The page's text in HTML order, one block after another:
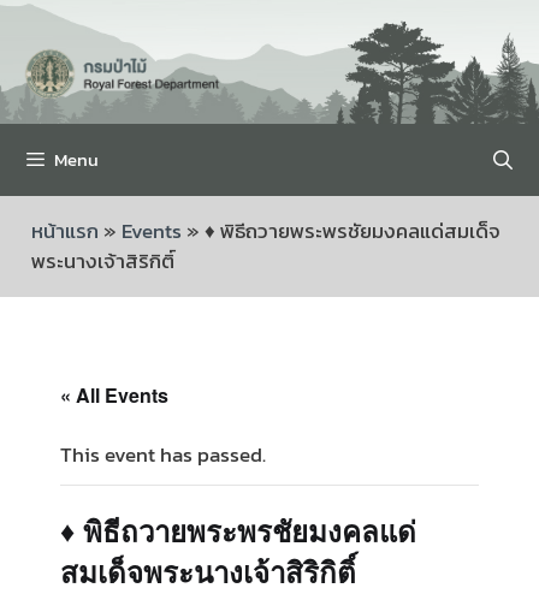
Menu
หน้าแรก » Events »♦ พิธีถวายพระพรชัยมงคลแด่สมเด็จ
พระนางเจ้าสิริกิติ์
« All Events
This event has passed.
♦ พิธีถวายพระพรชัยมงคลแด่
สมเด็จพระนางเจ้าสิริกิติ์